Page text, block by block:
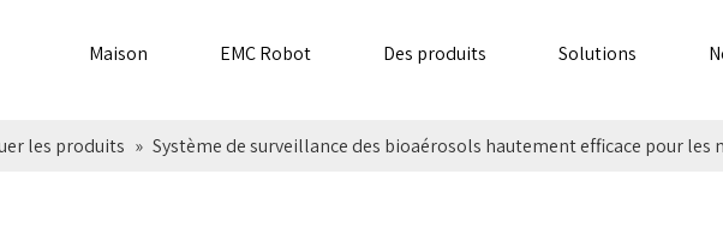
Maison EMC Robot Des produits Solutions
les produits » Système de surveillance des bioaérosols hautement efficace pour les